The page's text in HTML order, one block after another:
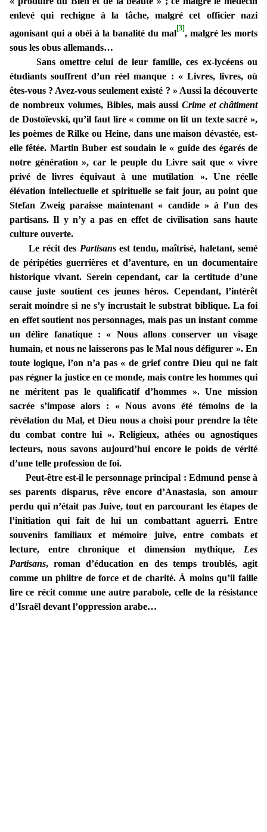
enlevé qui rechigne à la tâche, malgré cet officier nazi
agonisant qui a obéi à la banalité du mal[3], malgré les morts
sous les obus allemands…
Sans omettre celui de leur famille, ces ex-lycéens ou
étudiants souffrent d’un réel manque : « Livres, livres, où
êtes-vous ? Avez-vous seulement existé ? » Aussi la découverte
de nombreux volumes, Bibles, mais aussiCrime et châtiment
de Dostoïevski, qu’il faut lire « comme on lit un texte sacré »,
les poèmes de Rilke ou Heine, dans une maison dévastée, est-
elle fêtée. Martin Buber est soudain le « guide des égarés de
notre génération », car le peuple du Livre sait que « vivre
privé de livres équivaut à une mutilation ». Une réelle
élévation intellectuelle et spirituelle se fait jour, au point que
Stefan Zweig paraisse maintenant « candide » à l’un des
partisans. Il y n’y a pas en effet de civilisation sans haute
culture ouverte.
Le récit des Partisansest tendu, maîtrisé, haletant, semé
de péripéties guerrières et d’aventure, en un documentaire
historique vivant. Serein cependant, car la certitude d’une
cause juste soutient ces jeunes héros. Cependant, l’intérêt
serait moindre si ne s’y incrustait le substrat biblique. La foi
en effet soutient nos personnages, mais pas un instant comme
un délire fanatique : « Nous allons conserver un visage
humain, et nous ne laisserons pas le Mal nous défigurer ». En
toute logique, l’on n’a pas « de grief contre Dieu qui ne fait
pas régner la justice en ce monde, mais contre les hommes qui
ne méritent pas le qualificatif d’hommes ». Une mission
sacrée s’impose alors : « Nous avons été témoins de la
révélation du Mal, et Dieu nous a choisi pour prendre la tête
du combat contre lui ». Religieux, athées ou agnostiques
lecteurs, nous savons aujourd’hui encore le poids de vérité
d’une telle profession de foi.
Peut-être est-il le personnage principal : Edmund pense à
ses parents disparus, rêve encore d’Anastasia, son amour
perdu qui n’était pas Juive, tout en parcourant les étapes de
l’initiation qui fait de lui un combattant aguerri. Entre
souvenirs familiaux et mémoire juive, entre combats et
lecture, entre chronique et dimension mythique, Les
Partisans, roman d’éducation en des temps troublés, agit
comme un philtre de force et de charité. À moins qu’il faille
lire ce récit comme une autre parabole, celle de la résistance
d’Israël devant l’oppression arabe…